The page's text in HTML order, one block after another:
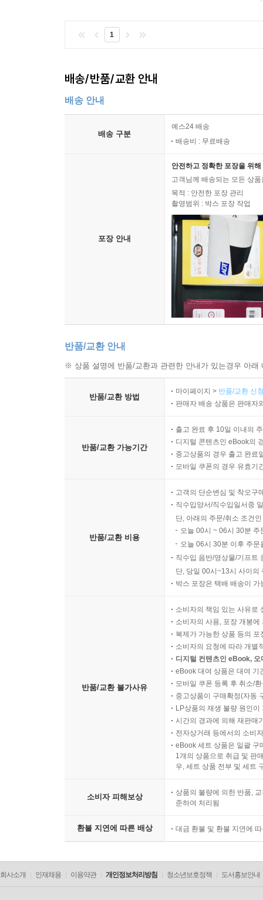
1
배송/반품/교환 안내
배송 안내
배송 구분
예스24 배송
배송비 : 무료배송
포장 안내
안전하고 정확한 포장을 위
고객님께 배송되는 모든 상
목적 : 안전한 포장 관리
촬영범위 : 박스 포장 작업
반품/교환 안내
※ 상품 설명에 반품/교환과 관련한 안내가 있는경우 아
반품/교환 방법
마이페이지 > 반품/교환 신
판매자 배송 상품은 판매자
반품/교환 가능기간
출고 완료 후 10일 이내의
디지털 콘텐츠인 eBook의
중고상품의 경우 출고 완료
모바일 쿠폰의 경우 유효기
반품/교환 비용
고객의 단순변심 및 착오구
직수입양서/직수입일서중
단, 아래의 주문/취소 조건
오늘 00시 ~ 06시 30분
오늘 06시 30분 이후 주
직수입 음반/영상물/기프트
단, 당일 00시~13시 사이의
박스 포장은 택배 배송이
반품/교환 불가사유
소비자의 책임 있는 사유로
소비자의 사용, 포장 개봉
복제가 가능한 상품 등의
소비자의 요청에 따라 개별
디지털 컨텐츠인 eBook,
eBook 대여 상품은 대여 기
모바일 쿠폰 등록 후 취소/
중고상품이 구매확정(자동
LP상품의 재생 불량 원인
시간의 경과에 의해 재판매
전자상거래 등에서의 소비
eBook 세트 상품은 일괄 구
1개의 상품으로 취급 및 판
우, 세트 상품 전부 및 세트
소비자 피해보상
상품의 불량에 의한 반품,
준하여 처리됨
환불 지연에 따른 배상 대금 환불 및 환불 지연에
회사소개 인재채용 이용약관 개인정보처리방침 청소년보호정책 도서홍보안내